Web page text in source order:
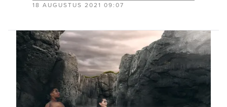
18 AUGUSTUS 2021 09:07